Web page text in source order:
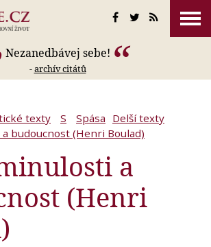
Nezanedbávej sebe!
-archív citátů
texty S Spása Delší texty
budoucnost (Henri Boulad)
a
(Henri